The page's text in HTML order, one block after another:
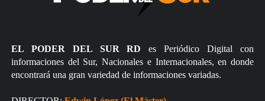
EL PODER DEL SUR RD es Periódico Digital con
informaciones del Sur, Nacionales e Internacionales, en donde
encontrará una gran variedad de informaciones variadas.